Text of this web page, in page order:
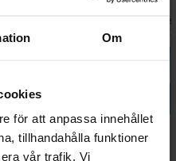
Om
för att anpassa innehållet
tillhandahålla funktioner
vår trafik. Vi
I
Köp
Sequence
Junior
Balance
Beans